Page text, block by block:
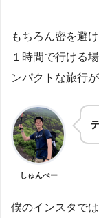
もちろん密を避
１時間で行ける
ンパクトな旅行
しゅんぺー
僕のインスタで